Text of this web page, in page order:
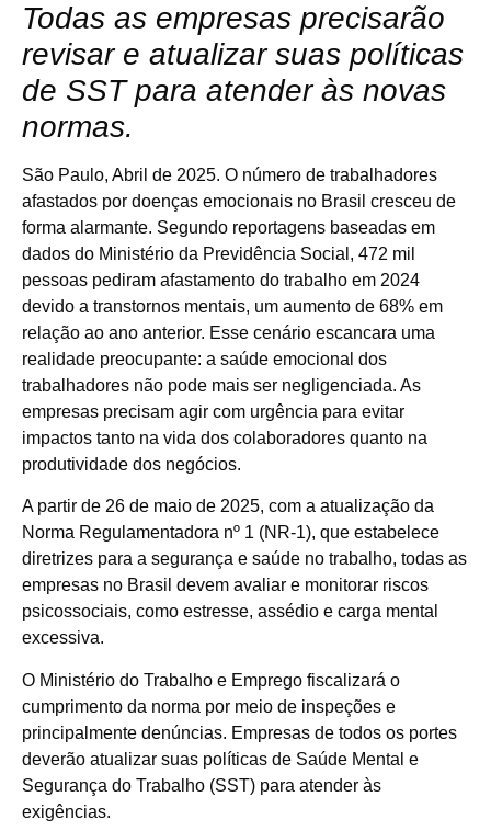
Todas as empresas precisarão
revisar e atualizar suas políticas
de SST para atender às novas
normas.
São Paulo, Abril de 2025. O número de trabalhadores
afastados por doenças emocionais no Brasil cresceu de
forma alarmante. Segundo reportagens baseadas em
dados do Ministério da Previdência Social, 472 mil
pessoas pediram afastamento do trabalho em 2024
devido a transtornos mentais, um aumento de 68% em
relação ao ano anterior. Esse cenário escancara uma
realidade preocupante: a saúde emocional dos
trabalhadores não pode mais ser negligenciada. As
empresas precisam agir com urgência para evitar
impactos tanto na vida dos colaboradores quanto na
produtividade dos negócios.
A partir de 26 de maio de 2025, com a atualização da
Norma Regulamentadora nº 1 (NR-1), que estabelece
diretrizes para a segurança e saúde no trabalho, todas as
empresas no Brasil devem avaliar e monitorar riscos
psicossociais, como estresse, assédio e carga mental
excessiva.
O Ministério do Trabalho e Emprego fiscalizará o
cumprimento da norma por meio de inspeções e
principalmente denúncias. Empresas de todos os portes
deverão atualizar suas políticas de Saúde Mental e
Segurança do Trabalho (SST) para atender às
exigências.